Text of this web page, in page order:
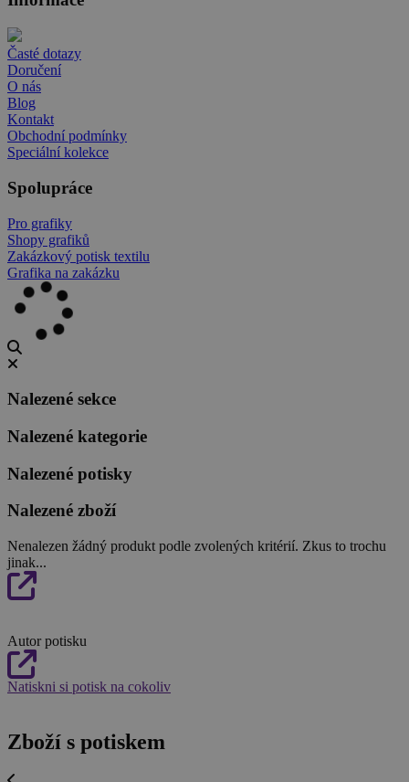
Časté dotazy
Doručení
O nás
Blog
Kontakt
Obchodní podmínky
Speciální kolekce
Spolupráce
Pro grafiky
Shopy grafiků
Zakázkový potisk textilu
Grafika na zakázku
Nalezené sekce
Nalezené kategorie
Nalezené potisky
Nalezené zboží
Nenalezen žádný produkt podle zvolených kritérií. Zkus to trochu
jinak...
Autor potisku
Natiskni si potisk na cokoliv
Zboží s potiskem